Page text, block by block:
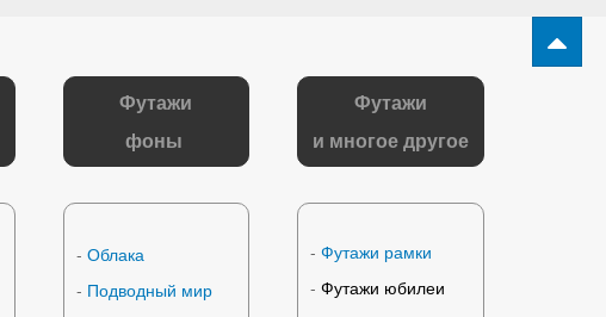
Футажи
фоны
- Облака
- Подводный мир
Футажи
и многое другое
-Футажи рамки
-Футажи юбилеи